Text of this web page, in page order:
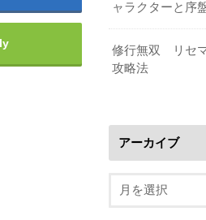
ャラクターと序
修行無双 リセ
攻略法
アーカイブ